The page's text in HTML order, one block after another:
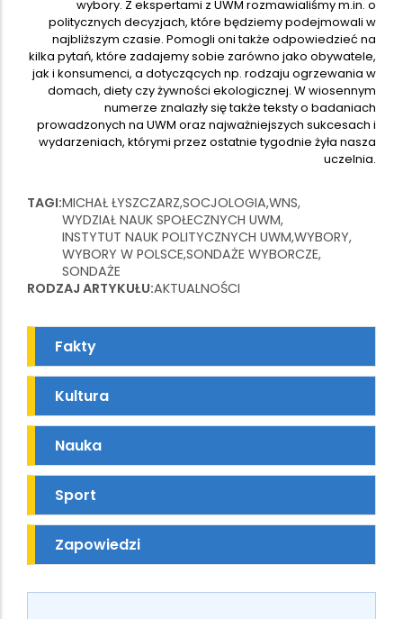
wybory. Z ekspertami z UWM rozmawialiśmy m.in. o
politycznych decyzjach, które będziemy podejmowali w
najbliższym czasie. Pomogli oni także odpowiedzieć na
kilka pytań, które zadajemy sobie zarówno jako obywatele,
jak i konsumenci, a dotyczących np. rodzaju ogrzewania w
domach, diety czy żywności ekologicznej. W wiosennym
numerze znalazły się także teksty o badaniach
prowadzonych na UWM oraz najważniejszych sukcesach i
wydarzeniach, którymi przez ostatnie tygodnie żyła nasza
uczelnia.
TAGI MICHAŁ ŁYSZCZARZ SOCJOLOGIA WNS
WYDZIAŁ NAUK SPOŁECZNYCH UWM
INSTYTUT NAUK POLITYCZNYCH UWM WYBORY
WYBORY W POLSCESONDAŻE WYBORCZE
SONDAŻE
RODZAJ ARTYKUŁU AKTUALNOŚCI
Fakty
Kultura
Nauka
Sport
Zapowiedzi